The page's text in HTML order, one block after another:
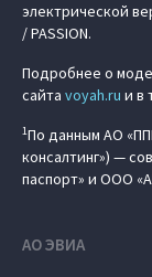
электрической
/ PASSION.
Подробнее о
сайта voyah.ru и в
1По данным АО
консалтинг») —
паспорт» и ООО
АО ЭВИА